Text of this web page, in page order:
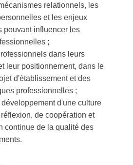
relationnels, les
et les enjeux
pouvant influencer les
;
dans leurs
leur positionnement, dans le
d'établissement et des
professionnelles ;
d'une culture
de coopération et
continue de la qualité des